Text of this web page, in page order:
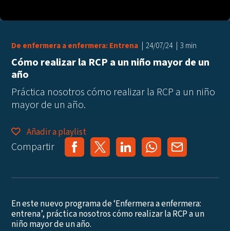
De enfermera a enfermera: Entrena 24/07/24 3 min
Cómo realizar la RCP a un niño mayor de un
año
Práctica nosotros cómo realizar la RCP a un niño
mayor de un año.
Añadir a playlist
Compartir
En este nuevo programa de ‘Enfermera a enfermera:
entrena’, práctica nosotros cómo realizar la RCP a un
niño mayor de un año.